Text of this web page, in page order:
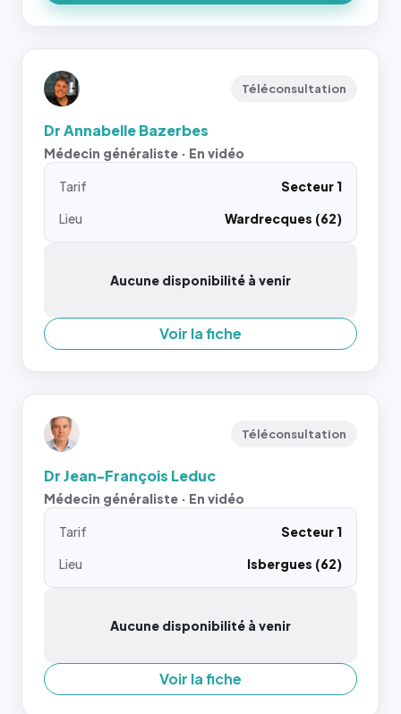
Téléconsultation
Dr Annabelle Bazerbes
Médecin généraliste · En vidéo
Tarif
Secteur 1
Lieu
Wardrecques (62)
Aucune disponibilité à venir
Voir la fiche
Téléconsultation
Dr Jean-François Leduc
Médecin généraliste · En vidéo
Tarif
Secteur 1
Lieu
Isbergues (62)
Aucune disponibilité à venir
Voir la fiche